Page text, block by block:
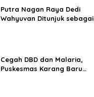
Putra Nagan Raya Dedi
Wahyuvan Ditunjuk sebagai
Cegah DBD dan Malaria,
Puskesmas Karang Baru